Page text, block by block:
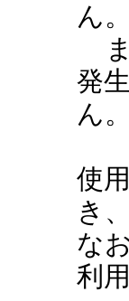
ん。
ま
発
ん。
使
き
な
利